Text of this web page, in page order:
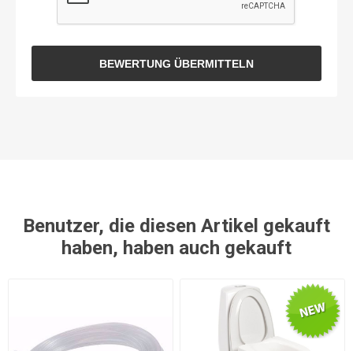
BEWERTUNG ÜBERMITTELN
Benutzer, die diesen Artikel gekauft
haben, haben auch gekauft